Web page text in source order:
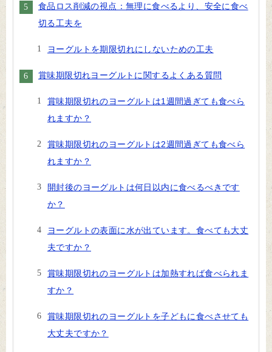
食品ロス削減の視点：無理に食べるより、安全に食べ
切る工夫を
ヨーグルトを期限切れにしないための工夫
賞味期限切れヨーグルトに関するよくある質問
賞味期限切れのヨーグルトは1週間過ぎても食べら
れますか？
賞味期限切れのヨーグルトは2週間過ぎても食べら
れますか？
開封後のヨーグルトは何日以内に食べるべきです
か？
ヨーグルトの表面に水が出ています。食べても大丈
夫ですか？
賞味期限切れのヨーグルトは加熱すれば食べられま
すか？
賞味期限切れのヨーグルトを子どもに食べさせても
大丈夫ですか？